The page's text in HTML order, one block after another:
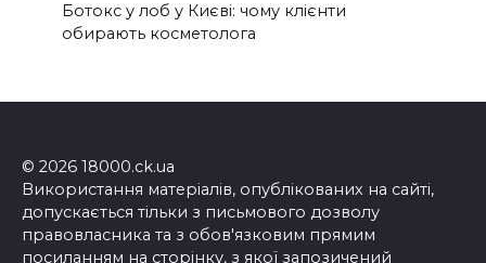
Ботокс у лоб у Києві: чому клієнти
обирають косметолога
© 2026 18000.ck.ua
Використання матеріалів, опублікованих на сайті,
допускається тільки з письмового дозволу
правовласника та з обов'язковим прямим
посиланням на сторінку, з якої запозичений